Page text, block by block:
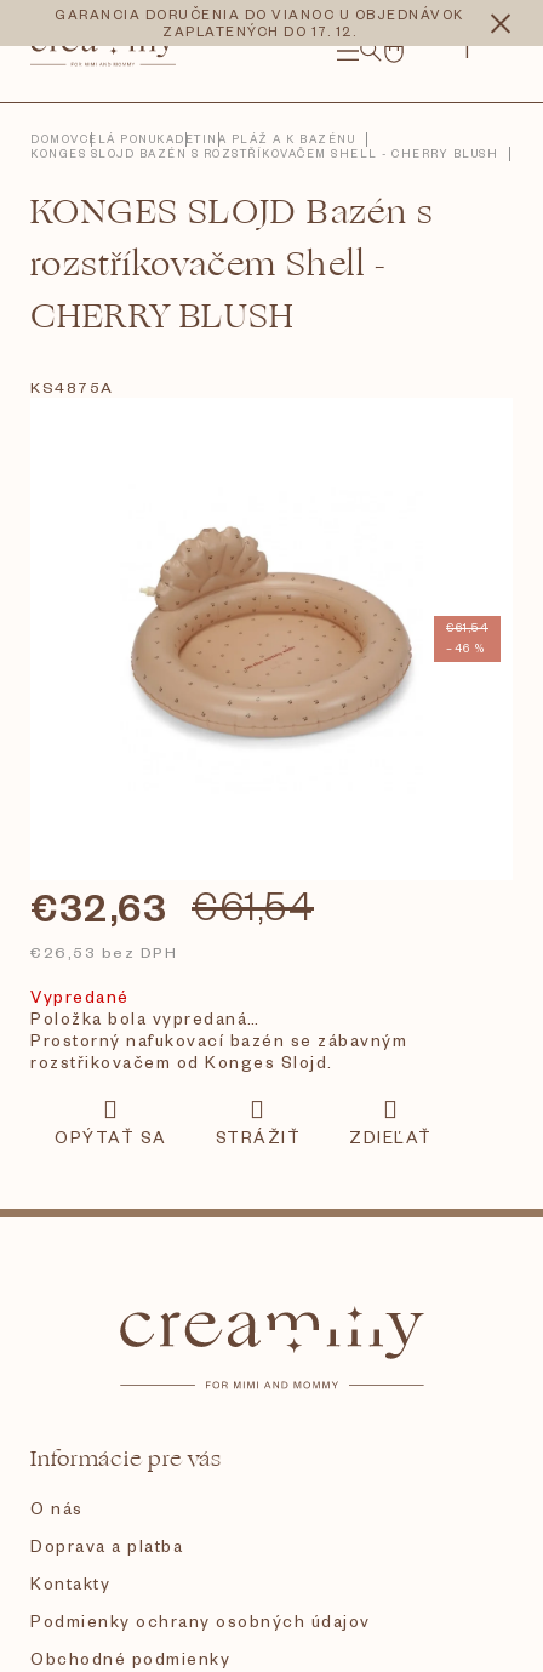
obsah
GARANCIA DORUČENIA DO VIANOC U OBJEDNÁVOK
ZAPLATENÝCH DO 17. 12.
NÁKUPNÝ
CZK EUR
DOMOVCELÁ PONUKADETI NA PLÁŽ A K BAZÉNU
KONGES SLOJD BAZÉN S ROZSTŘÍKOVAČEM SHELL - CHERRY BLUSH
KONGES SLOJD Bazén s
rozstříkovačem Shell -
CHERRY BLUSH
KS4875A
€61,54
–46 %
€61,54
€32,63
€26,53 bez DPH
Vypredané
Položka bola vypredaná…
Prostorný nafukovací bazén se zábavným
rozstřikovačem od Konges Slojd.
OPÝTAŤ SA STRÁŽIŤ ZDIEĽAŤ
Informácie pre vás
O nás
Doprava a platba
Kontakty
Podmienky ochrany osobných údajov
Obchodné podmienky